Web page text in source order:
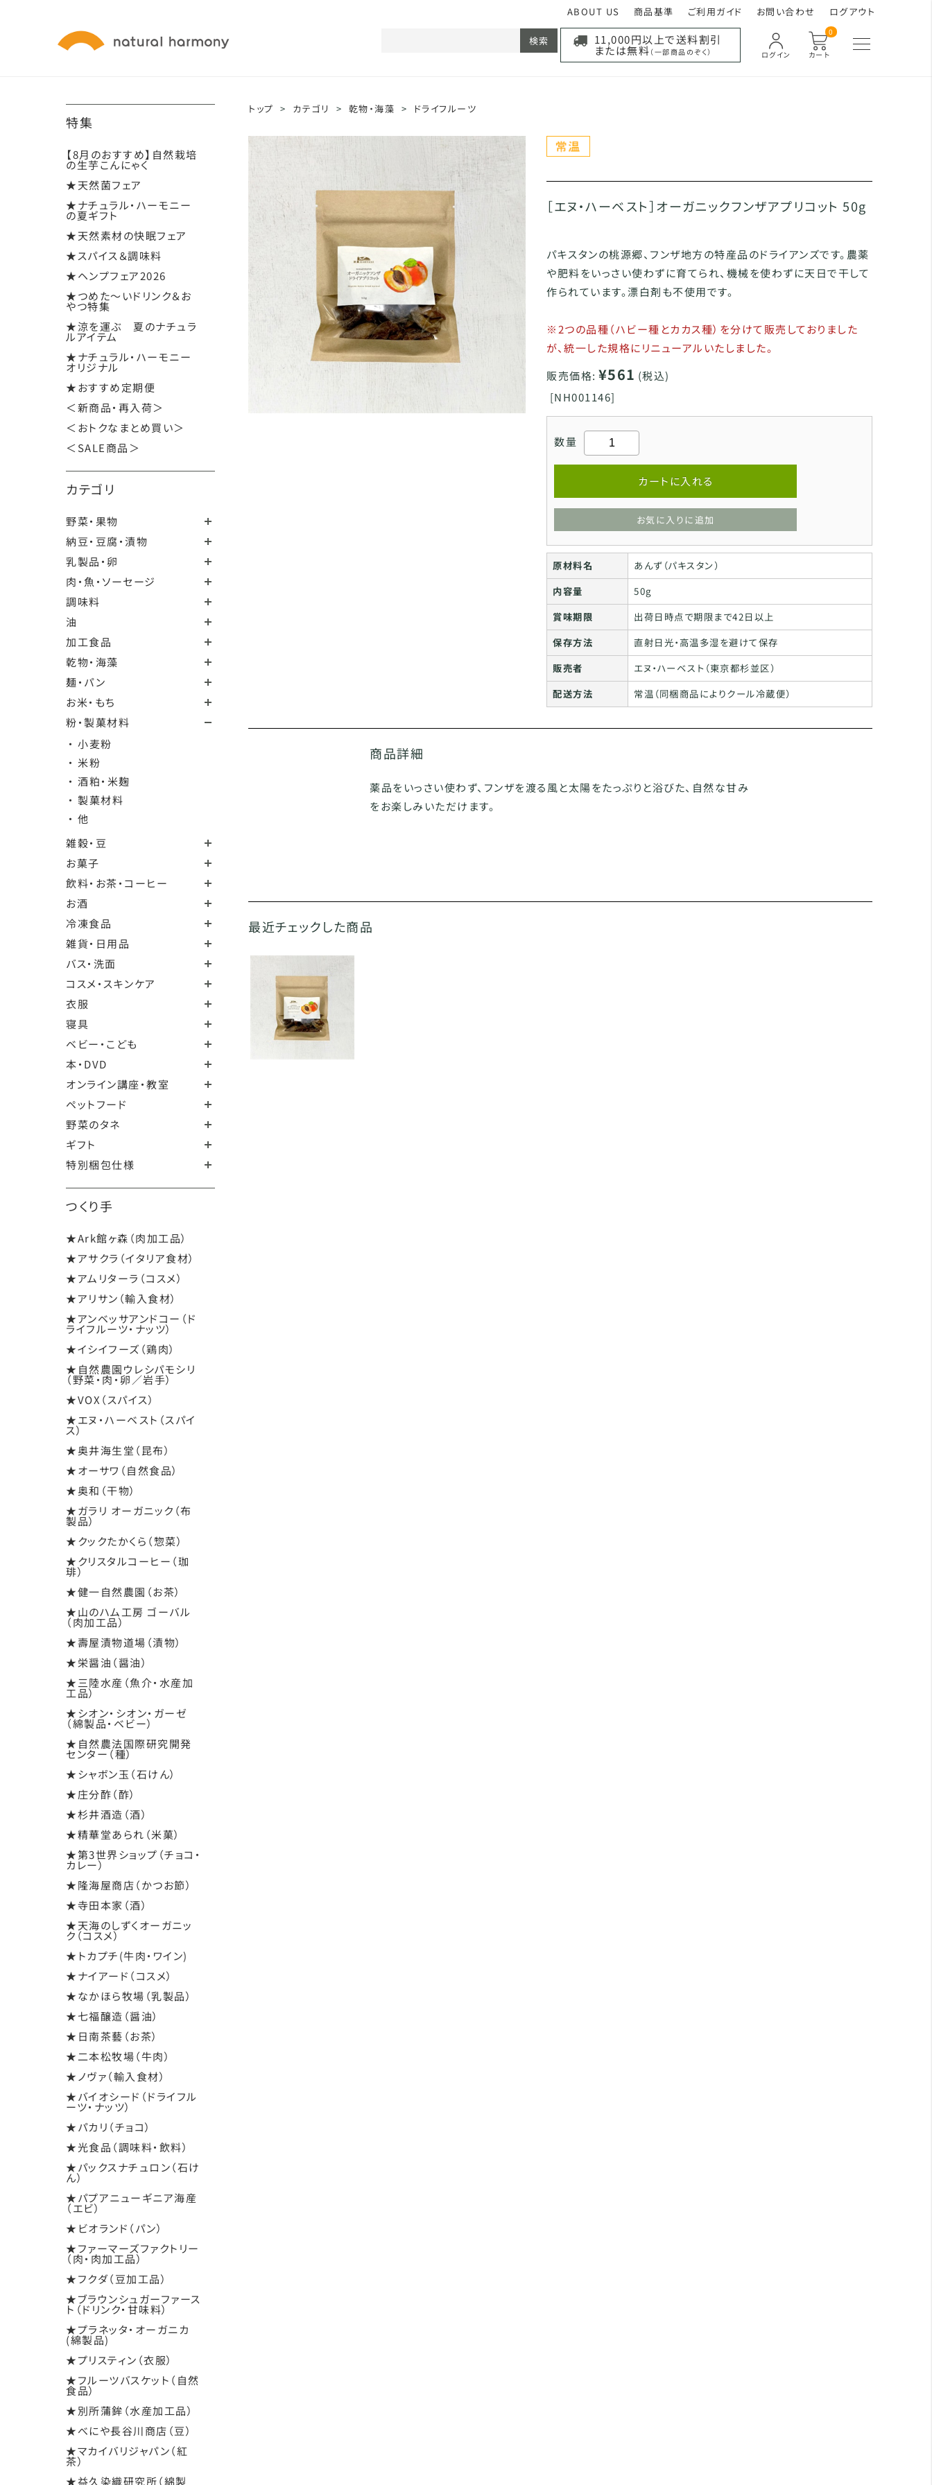
ABOUT US 商品基準 ご利用ガイド お問い合わせ ログアウト
カート
0
ログイン
11,000円以上で送料割引
または無料 （一部商品のぞく）
検索
特集
【8月のおすすめ】自然栽培
の生芋こんにゃく
★天然菌フェア
★ナチュラル・ハーモニー
の夏ギフト
★天然素材の快眠フェア
★スパイス＆調味料
★ヘンプフェア2026
★つめた～いドリンク＆お
やつ特集
★涼を運ぶ 夏のナチュラ
ルアイテム
★ナチュラル・ハーモニー
オリジナル
★おすすめ定期便
＜新商品・再入荷＞
＜おトクなまとめ買い＞
＜SALE商品＞
カテゴリ
野菜・果物
納豆・豆腐・漬物
乳製品・卵
肉・魚・ソーセージ
調味料
油
加工食品
乾物・海藻
麺・パン
お米・もち
粉・製菓材料
・ 小麦粉
・ 米粉
・ 酒粕・米麹
・ 製菓材料
・ 他
雑穀・豆
お菓子
飲料・お茶・コーヒー
お酒
冷凍食品
雑貨・日用品
バス・洗面
コスメ・スキンケア
衣服
寝具
ベビー・こども
本・DVD
オンライン講座・教室
ペットフード
野菜のタネ
ギフト
特別梱包仕様
つくり手
★Ark館ヶ森（肉加工品）
★アサクラ（イタリア食材）
★アムリターラ（コスメ）
★アリサン（輸入食材）
★アンベッサアンドコー（ド
ライフルーツ・ナッツ）
★イシイフーズ（鶏肉）
★自然農園ウレシパモシリ
（野菜・肉・卵／岩手）
★VOX（スパイス）
★エヌ・ハーベスト（スパイ
ス）
★奥井海生堂（昆布）
★オーサワ（自然食品）
★奥和（干物）
★ガラリ オーガニック（布
製品）
★クックたかくら（惣菜）
★クリスタルコーヒー（珈
琲）
★健一自然農園（お茶）
★山のハム工房 ゴーバル
（肉加工品）
★壽屋漬物道場（漬物）
★栄醤油（醤油）
★三陸水産（魚介・水産加
工品）
★シオン・シオン・ガーゼ
（綿製品・ベビー）
★自然農法国際研究開発
センター（種）
★シャボン玉（石けん）
★庄分酢（酢）
★杉井酒造（酒）
★精華堂あられ（米菓）
★第3世界ショップ（チョコ・
カレー）
★隆海屋商店（かつお節）
★寺田本家（酒）
★天海のしずくオーガニッ
ク（コスメ）
★トカプチ(牛肉・ワイン)
★ナイアード（コスメ）
★なかほら牧場（乳製品）
★七福醸造（醤油）
★日南茶藝（お茶）
★二本松牧場（牛肉）
★ノヴァ（輸入食材）
★バイオシード（ドライフル
ーツ・ナッツ）
★パカリ（チョコ）
★光食品（調味料・飲料）
★パックスナチュロン（石け
ん）
★パプアニューギニア海産
（エビ）
★ビオランド（パン）
★ファーマーズファクトリー
（肉・肉加工品）
★フクダ（豆加工品）
★ブラウンシュガーファース
ト（ドリンク・甘味料）
★プラネッタ・オーガニカ
(綿製品)
★プリスティン（衣服）
★フルーツバスケット（自然
食品）
★別所蒲鉾（水産加工品）
★べにや長谷川商店（豆）
★マカイバリジャパン（紅
茶）
★益久染織研究所（綿製
トップ > カテゴリ > 乾物・海藻 > ドライフルーツ
［エヌ・ハーベスト］オーガニックフンザアプリコット 50g
パキスタンの桃源郷、フンザ地方の特産品のドライアンズです。農薬
や肥料をいっさい使わずに育てられ、機械を使わずに天日で干して
作られています。漂白剤も不使用です。
※2つの品種（ハビー種とカカス種）を分けて販売しておりました
が、統一した規格にリニューアルいたしました。
販売価格: ¥561 (税込)
[NH001146]
数量
カートに入れる
お気に入りに追加
原材料名
あんず（パキスタン）
内容量
50g
賞味期限
出荷日時点で期限まで42日以上
保存方法
直射日光・高温多湿を避けて保存
販売者
エヌ・ハーベスト（東京都杉並区）
配送方法
常温（同梱商品によりクール冷蔵便）
商品詳細
薬品をいっさい使わず、フンザを渡る風と太陽をたっぷりと浴びた、自然な甘み
をお楽しみいただけます。
最近チェックした商品